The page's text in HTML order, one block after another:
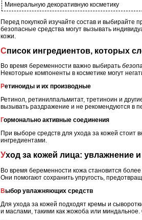
Минеральную декоративную косметику
Перед покупкой изучайте состав и выбирайте
безопасные средства могут вызывать
кожи.
Список ингредиентов, которых
Во время беременности важно выбирать
Некоторые компоненты в косметике могут
Ретиноиды и их производные
Ретинол, ретинилпальмитат, третиноин и
вызывать раздражение и не рекомендуются в
Гормонально активные соединения
При выборе средств для ухода за кожей стоит
ингредиентами.
Уход за кожей лица: увлажнение
Во время беременности кожа становится
Они помогают сохранить упругость,
Выбор увлажняющих средств
Для ухода за кожей подходят кремы и
и маслами, такими как жожоба или